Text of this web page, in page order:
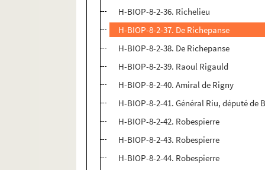
H-BIOP-8-2-36. Richelieu
H-BIOP-8-2-37. De Richepanse
H-BIOP-8-2-38. De Richepanse
H-BIOP-8-2-39. Raoul Rigauld
H-BIOP-8-2-40. Amiral de Rigny
H-BIOP-8-2-41. Général Riu, député de
H-BIOP-8-2-42. Robespierre
H-BIOP-8-2-43. Robespierre
H-BIOP-8-2-44. Robespierre